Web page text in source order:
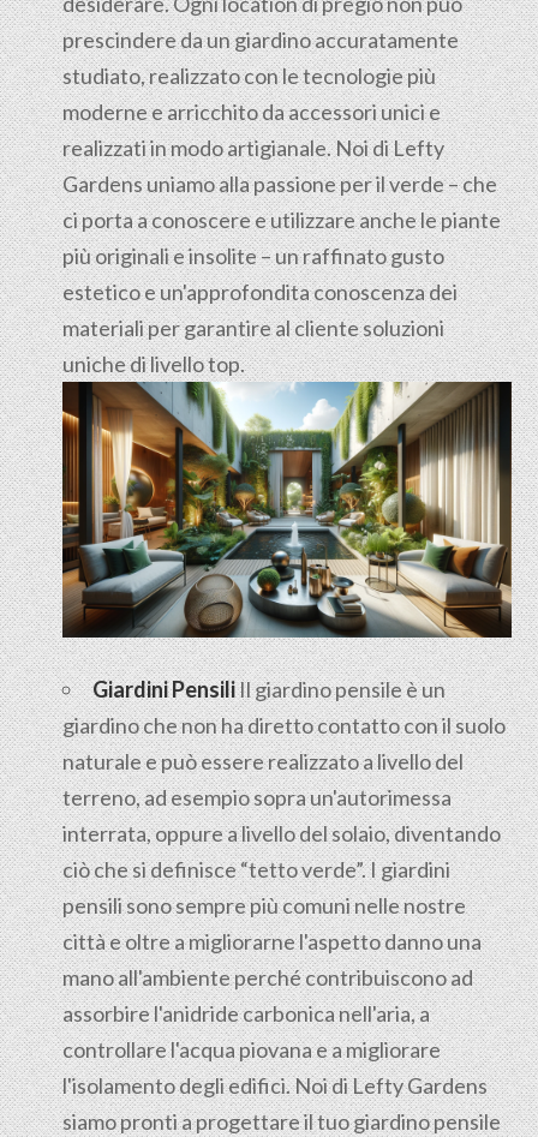
prescindere da un giardino accuratamente
studiato, realizzato con le tecnologie più
moderne e arricchito da accessori unici e
realizzati in modo artigianale. Noi di Lefty
Gardens uniamo alla passione per il verde – che
ci porta a conoscere e utilizzare anche le piante
più originali e insolite – un raffinato gusto
estetico e un'approfondita conoscenza dei
materiali per garantire al cliente soluzioni
uniche di livello top.
Giardini PensiliIlgiardino pensileè un
giardino che non ha diretto contatto con il suolo
naturale e può essere realizzato a livello del
terreno, ad esempio sopra un'autorimessa
interrata, oppure a livello del solaio, diventando
ciò che si definisce “tetto verde”. I giardini
pensili sono sempre più comuni nelle nostre
città e oltre a migliorarne l'aspetto danno una
mano all'ambiente perché contribuiscono ad
assorbire l'anidride carbonica nell'aria, a
controllare l'acqua piovana e a migliorare
l'isolamento degli edifici. Noi di Lefty Gardens
siamo pronti a progettare il tuo giardino pensile